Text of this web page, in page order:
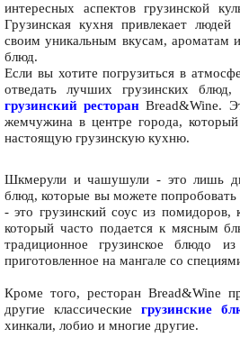
интересных аспектов грузинской
Грузинская кухня привлекает
своим уникальным вкусам, ароматам
блюд.
Если вы хотите погрузиться в
отведать лучших грузинских блюд,
грузинский ресторан Bread&Wine.
жемчужина в центре города, который
настоящую грузинскую кухню.
Шкмерули и чашушули - это лишь
блюд, которые вы можете
- это грузинский соус из помидоров,
который часто подается к мясным
традиционное грузинское блюдо
приготовленное на мангале со
Кроме того, ресторан Bread&Wine
другие классические грузинские
хинкали, лобио и многие другие.